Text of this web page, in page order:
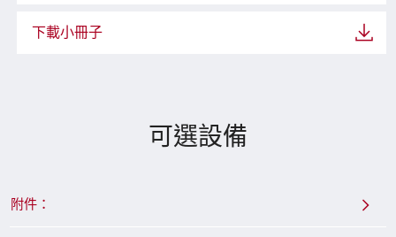
下載小冊子
可選設備
附件：